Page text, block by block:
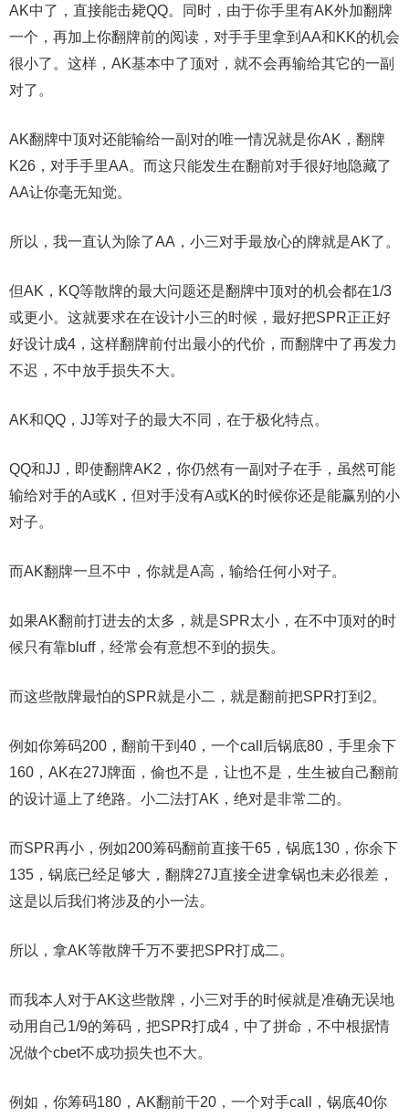
AK中了，直接能击毙QQ。同时，由于你手里有AK外加翻牌
一个，再加上你翻牌前的阅读，对手手里拿到AA和KK的机会
很小了。这样，AK基本中了顶对，就不会再输给其它的一副
对了。
AK翻牌中顶对还能输给一副对的唯一情况就是你AK，翻牌
K26，对手手里AA。而这只能发生在翻前对手很好地隐藏了
AA让你毫无知觉。
所以，我一直认为除了AA，小三对手最放心的牌就是AK了。
但AK，KQ等散牌的最大问题还是翻牌中顶对的机会都在1/3
或更小。这就要求在在设计小三的时候，最好把SPR正正好
好设计成4，这样翻牌前付出最小的代价，而翻牌中了再发力
不迟，不中放手损失不大。
AK和QQ，JJ等对子的最大不同，在于极化特点。
QQ和JJ，即使翻牌AK2，你仍然有一副对子在手，虽然可能
输给对手的A或K，但对手没有A或K的时候你还是能赢别的小
对子。
而AK翻牌一旦不中，你就是A高，输给任何小对子。
如果AK翻前打进去的太多，就是SPR太小，在不中顶对的时
候只有靠bluff，经常会有意想不到的损失。
而这些散牌最怕的SPR就是小二，就是翻前把SPR打到2。
例如你筹码200，翻前干到40，一个call后锅底80，手里余下
160，AK在27J牌面，偷也不是，让也不是，生生被自己翻前
的设计逼上了绝路。小二法打AK，绝对是非常二的。
而SPR再小，例如200筹码翻前直接干65，锅底130，你余下
135，锅底已经足够大，翻牌27J直接全进拿锅也未必很差，
这是以后我们将涉及的小一法。
所以，拿AK等散牌千万不要把SPR打成二。
而我本人对于AK这些散牌，小三对手的时候就是准确无误地
动用自己1/9的筹码，把SPR打成4，中了拼命，不中根据情
况做个cbet不成功损失也不大。
例如，你筹码180，AK翻前干20，一个对手call，锅底40你